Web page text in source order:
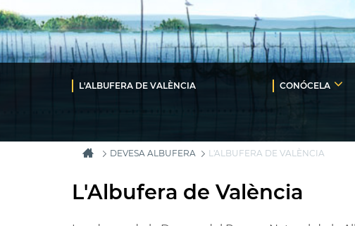
L'ALBUFERA DE VALÈNCIA CONÓCELA
DEVESA ALBUFERA L'ALBUFERA DE VALÈNCIA
L'Albufera de València